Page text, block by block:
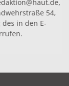
54,
in den E-